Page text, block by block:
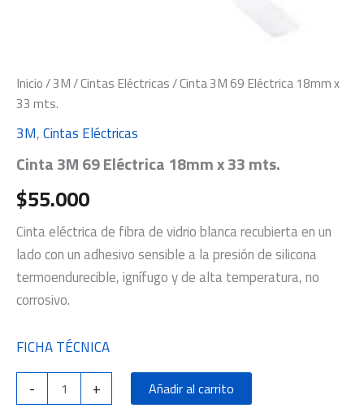
Inicio/3M/Cintas Eléctricas/ Cinta 3M 69 Eléctrica 18mm x
33 mts.
3M,Cintas Eléctricas
Cinta 3M 69 Eléctrica 18mm x 33 mts.
$55.000
Cinta eléctrica de fibra de vidrio blanca recubierta en un
lado con un adhesivo sensible a la presión de silicona
termoendurecible, ignífugo y de alta temperatura, no
corrosivo.
FICHA TÉCNICA
-
+ Añadir al carrito